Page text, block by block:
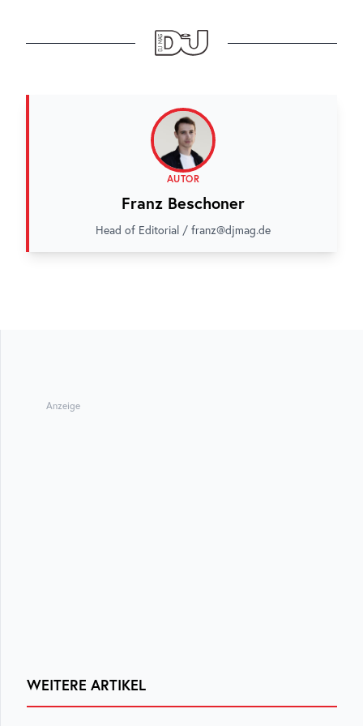
AUTOR
Franz Beschoner
Head of Editorial / franz@djmag.de
Anzeige
WEITERE ARTIKEL